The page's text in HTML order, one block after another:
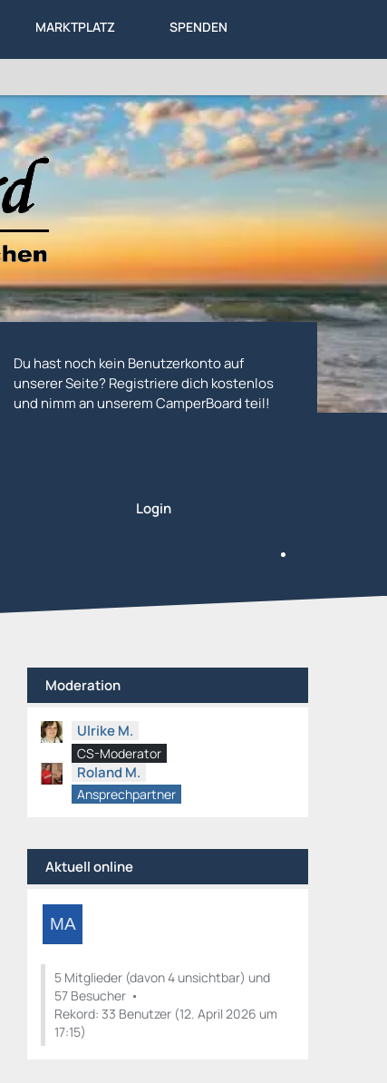
MARKTPLATZ SPENDEN
Du hast noch kein Benutzerkonto auf
unserer Seite? Registriere dich kostenlos
und nimm an unserem CamperBoard teil!
Login
Moderation
Ulrike M.
CS-Moderator
Roland M.
Ansprechpartner
Aktuell online
5 Mitglieder (davon 4 unsichtbar) und
57 Besucher
Rekord: 33 Benutzer (12. April 2026 um
17:15)